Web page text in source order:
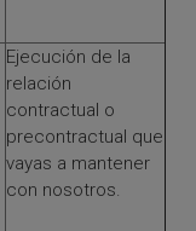
Ejecución de la
relación
contractual o
precontractual que
vayas a mantener
con nosotros.